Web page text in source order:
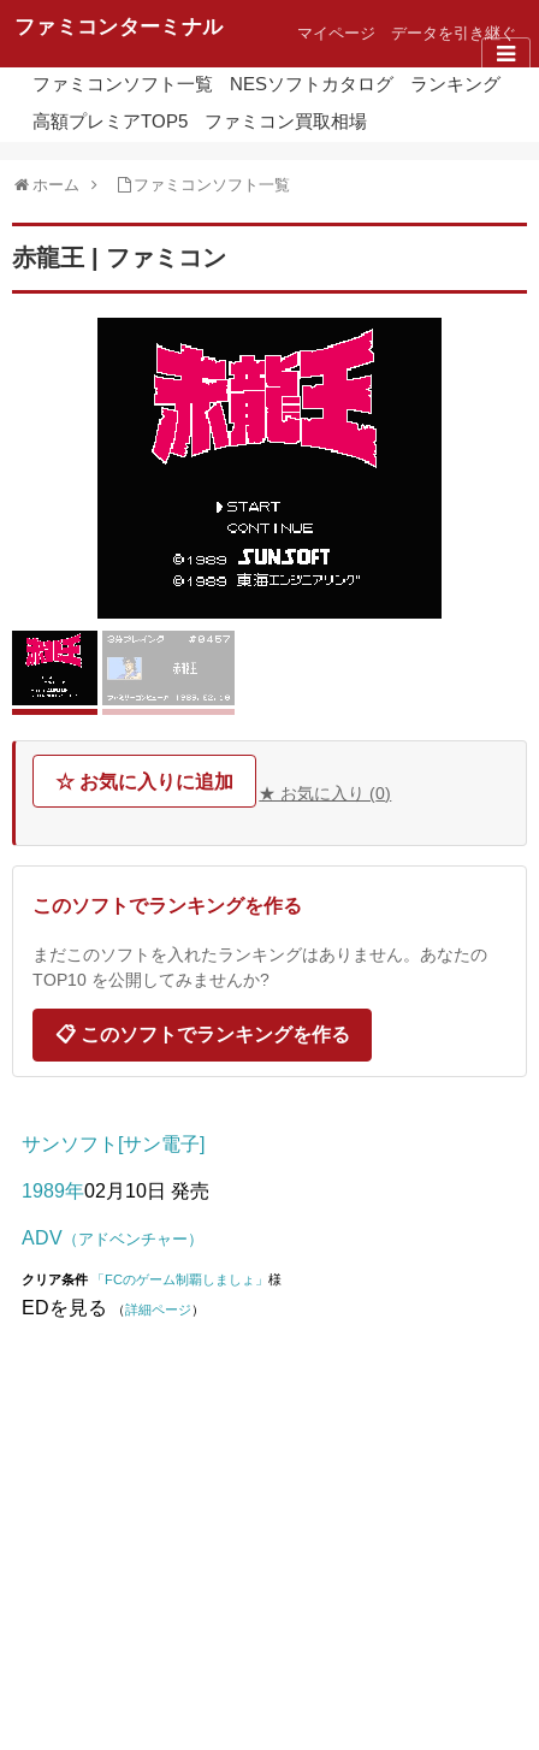
ファミコンターミナル マイページ データを引き継ぐ
ファミコンソフト一覧 NESソフトカタログ
ランキング
高額プレミアTOP5
ファミコン買取相場
ホーム ファミコンソフト一覧
赤龍王 | ファミコン
☆ お気に入りに追加
★ お気に入り (0)
このソフトでランキングを作る
まだこのソフトを入れたランキングはありません。あなたの
TOP10 を公開してみませんか?
📋 このソフトでランキングを作る
サンソフト[サン電子]
1989年02月10日 発売
ADV （アドベンチャー）
クリア条件 「FCのゲーム制覇しましょ」 様
EDを見る （詳細ページ）